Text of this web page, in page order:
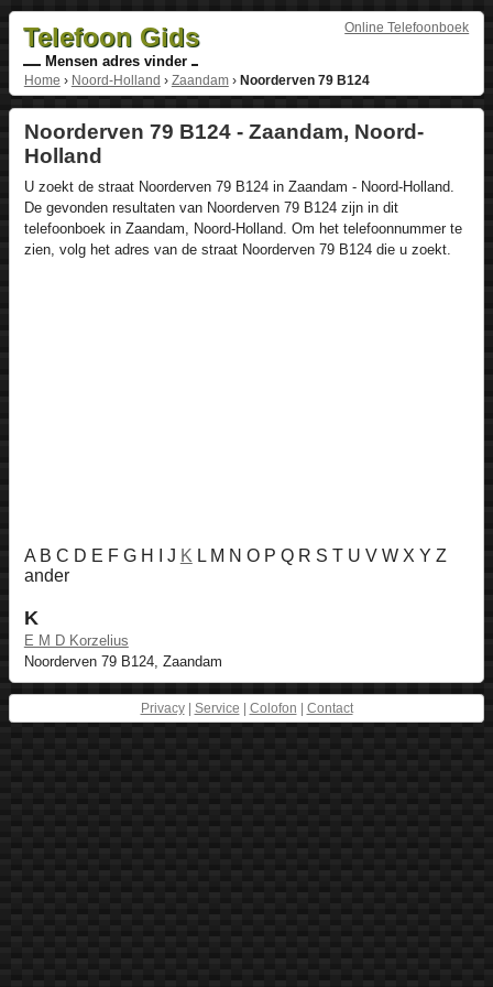
Online Telefoonboek
Telefoon Gids
Mensen adres vinder
Home › Noord-Holland › Zaandam› Noorderven 79 B124
Noorderven 79 B124 - Zaandam, Noord-
Holland
U zoekt de straat Noorderven 79 B124 in Zaandam - Noord-Holland.
De gevonden resultaten van Noorderven 79 B124 zijn in dit
telefoonboek in Zaandam, Noord-Holland. Om het telefoonnummer te
zien, volg het adres van de straat Noorderven 79 B124 die u zoekt.
A B C D E F G H I J KL M N O P Q R S T U V W X Y Z
ander
K
E M D Korzelius
Noorderven 79 B124, Zaandam
Privacy| Service Colofon Contact